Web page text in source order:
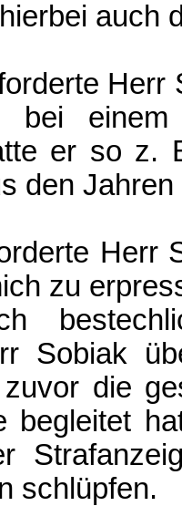
auch
bei
er so z.
den Jahren
Herr
zu
Sobiak
die
begleitet
schlüpfen.